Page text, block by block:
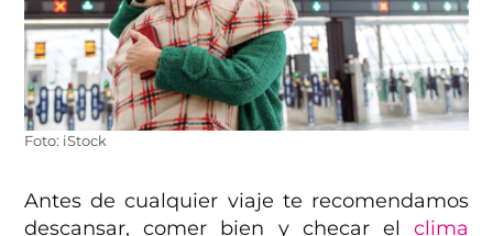
Foto: iStock
Antes de cualquier viaje te recomendamos
descansar, comer bien y checar el clima